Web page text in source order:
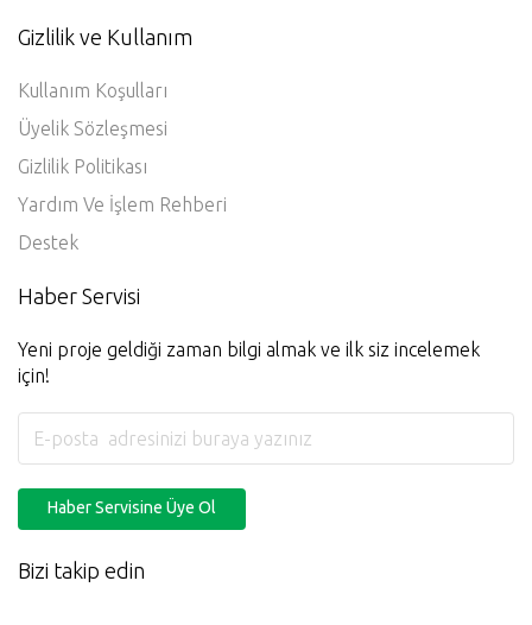
Gizlilik ve Kullanım
Kullanım Koşulları
Üyelik Sözleşmesi
Gizlilik Politikası
Yardım Ve İşlem Rehberi
Destek
Haber Servisi
Yeni proje geldiği zaman bilgi almak ve ilk siz incelemek
için!
Haber Servisine Üye Ol
Bizi takip edin